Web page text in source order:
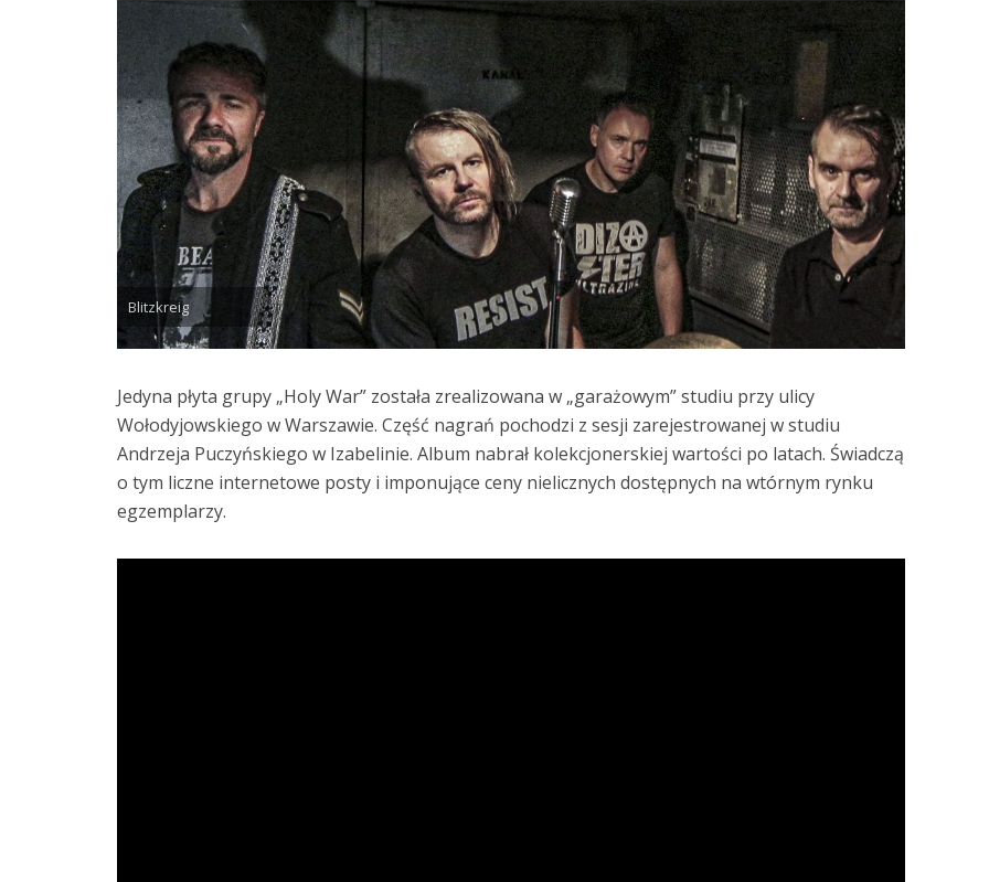
Blitzkreig
Jedyna płyta grupy „Holy War” została zrealizowana w „garażowym” studiu przy ulicy
Wołodyjowskiego w Warszawie. Część nagrań pochodzi z sesji zarejestrowanej w studiu
Andrzeja Puczyńskiego w Izabelinie. Album nabrał kolekcjonerskiej wartości po latach. Świadczą
o tym liczne internetowe posty i imponujące ceny nielicznych dostępnych na wtórnym rynku
egzemplarzy.